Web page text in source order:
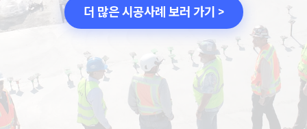
더 많은 시공사례 보러 가기 >